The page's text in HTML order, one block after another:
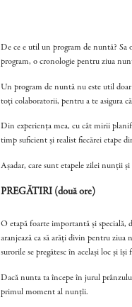
De ce e util un program de nuntă? Sa
program, o cronologie pentru ziua
Un program de nuntă nu este util
toți colaboratorii, pentru a te asigura
Din experiența mea, cu cât mirii
timp suficient și realist fiecărei etape
Așadar, care sunt etapele zilei nunții
PREGĂTIRI (două ore)
O etapă foarte importantă și specială,
aranjează ca să arăți divin pentru ziua
surorile se pregătesc în același loc și
Dacă nunta ta începe în jurul
primul moment al nunțîi.